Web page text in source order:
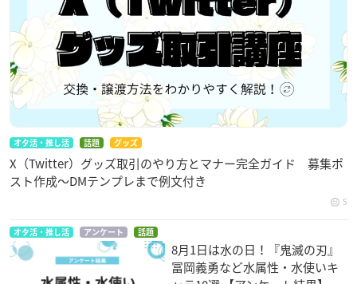
オタ活・推し活 話題 グッズ
X（Twitter）グッズ取引のやり方とマナー完全ガイド 募集ポ
スト作成〜DMテンプレまで例文付き
5
オタ活・推し活 アンケート 話題
8月1日は水の日！『鬼滅の刃』
冨岡義勇など水属性・水使いキ